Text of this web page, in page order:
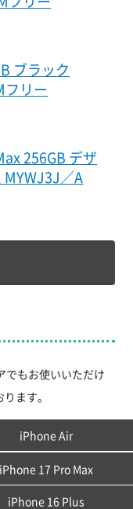
ブラック
フリー
256GB デザ
／A
でもお使いいただけ
ます。
iPhone Air
iPhone 17 Pro Max
iPhone 16 Plus